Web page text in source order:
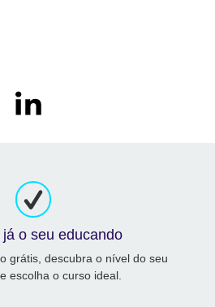
o seu educando
grátis, descubra o nível do seu
escolha o curso ideal.